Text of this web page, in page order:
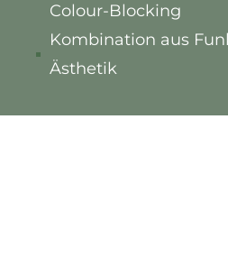
Colour-Blocking
Kombination aus
Ästhetik